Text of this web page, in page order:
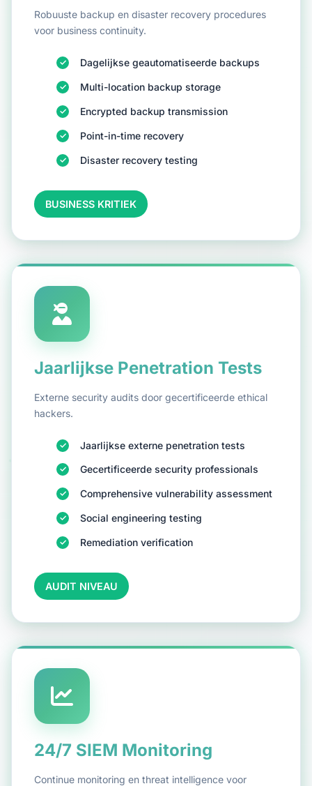
Robuuste backup en disaster recovery procedures
voor business continuity.
Dagelijkse geautomatiseerde backups
Multi-location backup storage
Encrypted backup transmission
Point-in-time recovery
Disaster recovery testing
BUSINESS KRITIEK
Jaarlijkse Penetration Tests
Externe security audits door gecertificeerde ethical
hackers.
Jaarlijkse externe penetration tests
Gecertificeerde security professionals
Comprehensive vulnerability assessment
Social engineering testing
Remediation verification
AUDIT NIVEAU
24/7 SIEM Monitoring
Continue monitoring en threat intelligence voor